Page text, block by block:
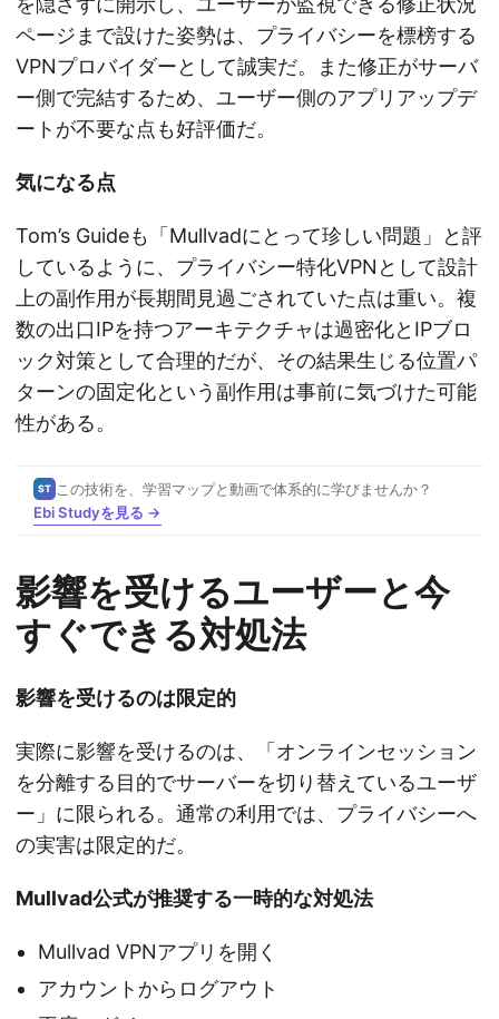
ページまで設けた姿勢は、プライバシーを標榜する
VPNプロバイダーとして誠実だ。また修正がサーバ
ー側で完結するため、ユーザー側のアプリアップデ
ートが不要な点も好評価だ。
気になる点
Tom’s Guideも「Mullvadにとって珍しい問題」と評
しているように、プライバシー特化VPNとして設計
上の副作用が長期間見過ごされていた点は重い。複
数の出口IPを持つアーキテクチャは過密化とIPブロ
ック対策として合理的だが、その結果生じる位置パ
ターンの固定化という副作用は事前に気づけた可能
性がある。
ST
この技術を、学習マップと動画で体系的に学びませんか？
Ebi Studyを見る →
影響を受けるユーザーと今
すぐできる対処法
影響を受けるのは限定的
実際に影響を受けるのは、「オンラインセッション
を分離する目的でサーバーを切り替えているユーザ
ー」に限られる。通常の利用では、プライバシーへ
の実害は限定的だ。
Mullvad公式が推奨する一時的な対処法
Mullvad VPNアプリを開く
アカウントからログアウト